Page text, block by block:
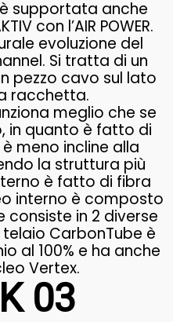
supportata anche
con l’AIR POWER.
evoluzione del
Si tratta di un
pezzo cavo sul lato
racchetta.
meglio che se
in quanto è fatto di
meno incline alla
la struttura più
è fatto di fibra
interno è composto
consiste in 2 diverse
CarbonTube è
al 100% e ha anche
Vertex.
03